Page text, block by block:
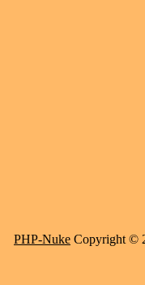
PHP-Nuke Copyright ©